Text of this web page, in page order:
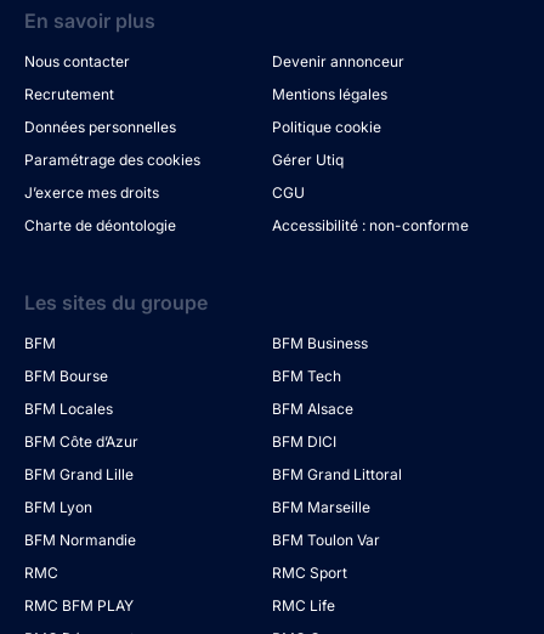
En savoir plus
Nous contacter
Devenir annonceur
Recrutement
Mentions légales
Données personnelles
Politique cookie
Paramétrage des cookies
Gérer Utiq
J’exerce mes droits
CGU
Charte de déontologie
Accessibilité : non-conforme
Les sites du groupe
BFM
BFM Business
BFM Bourse
BFM Tech
BFM Locales
BFM Alsace
BFM Côte d’Azur
BFM DICI
BFM Grand Lille
BFM Grand Littoral
BFM Lyon
BFM Marseille
BFM Normandie
BFM Toulon Var
RMC
RMC Sport
RMC BFM PLAY
RMC Life